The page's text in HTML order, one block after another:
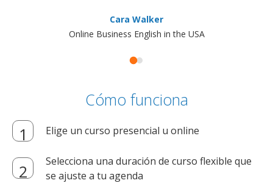
Cara Walker
Online Business English in the USA
Cómo funciona
Elige un curso presencial u online
Selecciona una duración de curso flexible que
se ajuste a tu agenda